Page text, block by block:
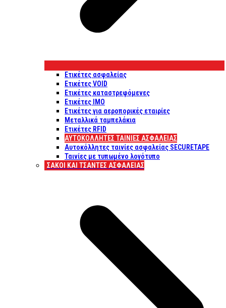
Ετικέτες ασφαλείας
Ετικέτες VOID
Ετικέτες καταστρεφόμενες
Ετικέτες IMO
Ετικέτες για αεροπορικές εταιρίες
Μεταλλικά ταμπελάκια
Ετικέτες RFID
ΑΥΤΟΚΌΛΛΗΤΕΣ ΤΑΙΝΊΕΣ ΑΣΦΑΛΕΊΑΣ
Αυτοκόλλητες ταινίες ασφαλείας SECURETAPE
Ταινίες με τυπωμένο λογότυπο
ΣΆΚΟΙ ΚΑΙ ΤΣΆΝΤΕΣ ΑΣΦΑΛΕΊΑΣ